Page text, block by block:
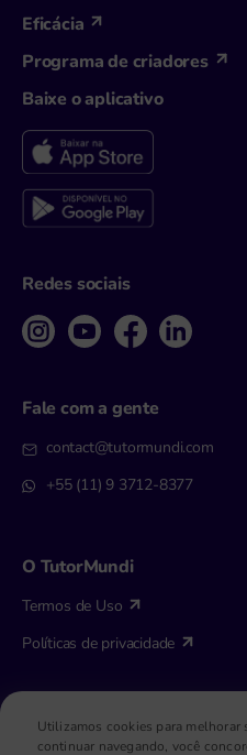
Eficácia
Programa de criadores
Baixe o aplicativo
Redes sociais
Fale com a gente
contact@tutormundi.com
+55 (11) 9 3712-8377
O TutorMundi
Termos de Uso
Políticas de privacidade
Utilizamos cookies para melhorar
continuar navegando, você